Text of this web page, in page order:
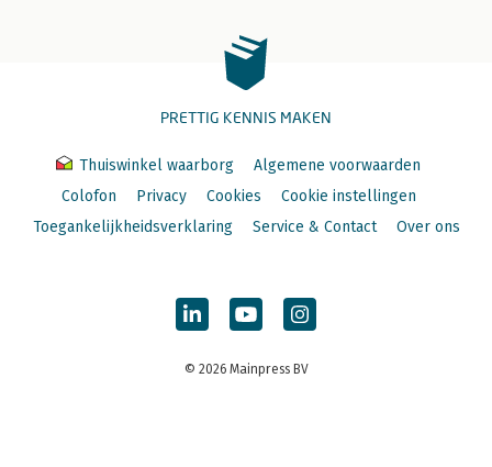
PRETTIG KENNIS MAKEN
Thuiswinkel waarborg
Algemene voorwaarden
Colofon
Privacy Cookies
Cookie instellingen
Toegankelijkheidsverklaring
Service & Contact Over ons
© 2026 Mainpress BV